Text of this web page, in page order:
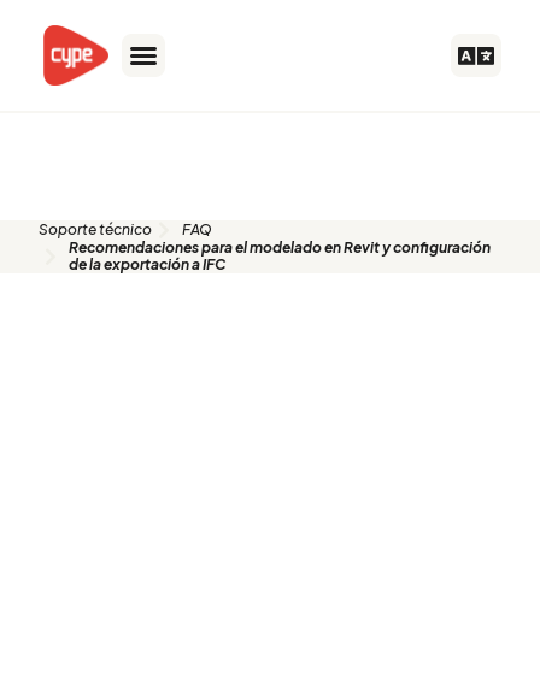
contenido
Soporte técnico
FAQ
Recomendaciones para el modelado en Revit y configuración
de la exportación a IFC